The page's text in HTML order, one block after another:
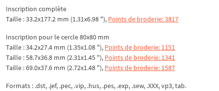
Inscription complète
Taille : 33.2x177.2 mm (1.31x6.98 "), Points de broderie: 3817
Inscription pour le cercle 80x80 mm
Taille : 34.2x27.4 mm (1.35x1.08 "), Points de broderie: 1151
Taille : 58.7x36.8 mm (2.31x1.45 "), Points de broderie: 1341
Taille : 69.0x37.6 mm (2.72x1.48 "), Points de broderie: 1587
Formats : .dst, .jef, .pec, .vip, .hus, .pes, .exp, .sew, .XXX, vp3, tab.